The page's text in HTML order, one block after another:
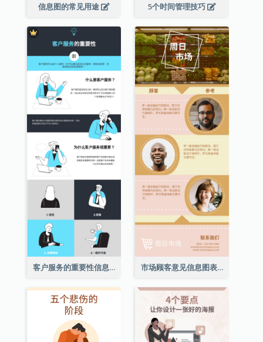
信息图的常见用途 5个时间管理技巧
客户服务的重要性信息图表 市场顾客意见信息图表